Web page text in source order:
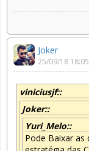
Joker
25/09/18 18:05
viniciusjf::
Joker::
Yuri_Melo::
Pode Baixar as